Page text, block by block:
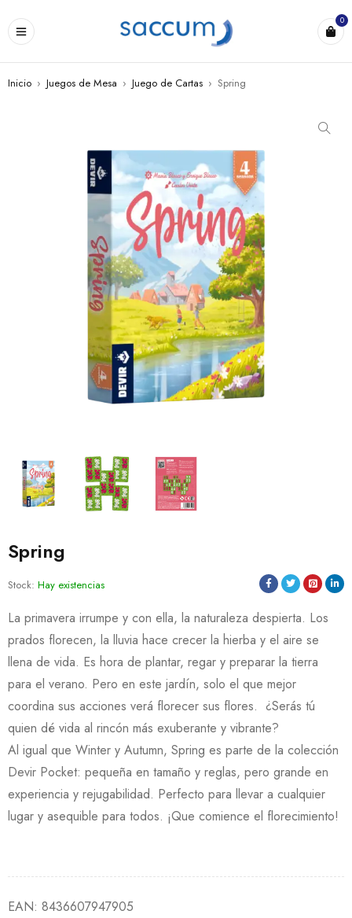
0
Inicio › Juegos de Mesa › Juego de Cartas › Spring
Spring
Stock: Hay existencias
La primavera irrumpe y con ella, la naturaleza despierta. Los
prados florecen, la lluvia hace crecer la hierba y el aire se
llena de vida. Es hora de plantar, regar y preparar la tierra
para el verano. Pero en este jardín, solo el que mejor
coordina sus acciones verá florecer sus flores. ¿Serás tú
quien dé vida al rincón más exuberante y vibrante?
Al igual que Winter y Autumn, Spring es parte de la colección
Devir Pocket: pequeña en tamaño y reglas, pero grande en
experiencia y rejugabilidad. Perfecto para llevar a cualquier
lugar y asequible para todos. ¡Que comience el florecimiento!
EAN: 8436607947905